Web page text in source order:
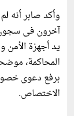
وأكد صابر أنه
آخرون فى
يد أجهزة الأمن
المحاكمة،
برفع دعوى
الاختصاص.